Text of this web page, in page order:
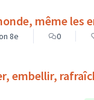
même les
8e 0
embellir,